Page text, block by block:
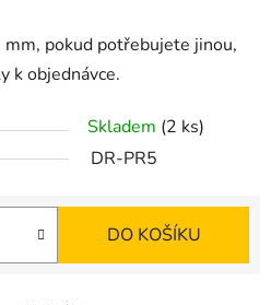
pokud potřebujete jinou,
k objednávce.
Skladem (2 ks)
DR-PR5
DO KOŠÍKU